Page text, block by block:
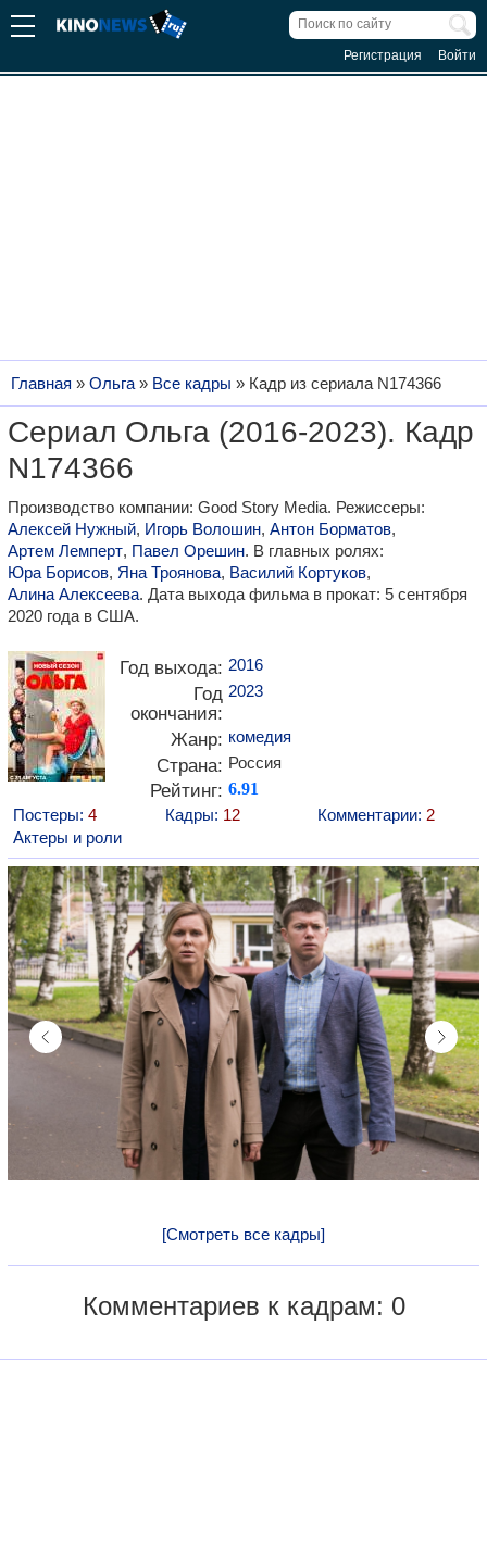
Регистрация Войти
Главная » Ольга » Все кадры » Кадр из сериала N174366
Сериал Ольга (2016-2023). Кадр
N174366
Производство компании: Good Story Media. Режиссеры:
Алексей Нужный, Игорь Волошин, Антон Борматов,
Артем Лемперт, Павел Орешин. В главных ролях:
Юра Борисов, Яна Троянова, Василий Кортуков,
Алина Алексеева. Дата выхода фильма в прокат: 5 сентября
2020 года в США.
Год выхода: 2016
Год
окончания:
2023
Жанр: комедия
Страна: Россия
Рейтинг: 6.91
Постеры: 4 Кадры: 12 Комментарии: 2
Актеры и роли
[Смотреть все кадры]
Комментариев к кадрам: 0